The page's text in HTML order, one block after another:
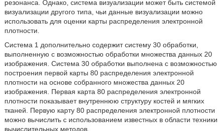
резонанса. Однако, система визуализации может быть системой
визуализации другого типа, чьи данные визуализации можно
использовать для оценки карты распределения электронной
плотности.
Система 1 дополнительно содержит систему 30 обработки,
выполненную с возможностью обработки множества данных 20
изображения. Система 30 обработки выполнена с возможностью
построения первой карты 80 распределения электронной
плотности на основе собранного множества данных 20
изображения. Первая карта 80 распределения электронной
плотности показывает внутреннюю структуру костей и мягких
тканей. Первую карту 80 распределения электронной плотности
можно вычислить с использованием известных в области техники
вычислительных методов.